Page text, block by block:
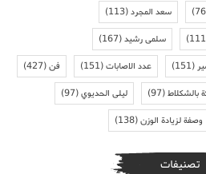
سعد المجرد(113)
سلمى رشيد(167)
(151) عدد الاصابات(151) فن(427)
بالشكلاط(97) ليلى الحديوي(97)
وصفة لزيادة الوزن(138)
تصنيفات